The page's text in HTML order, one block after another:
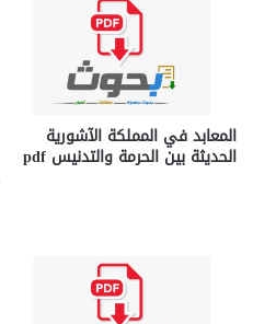
المعابد في المملكة الآشورية
الحديثة بين الحرمة والتدنيس pdf